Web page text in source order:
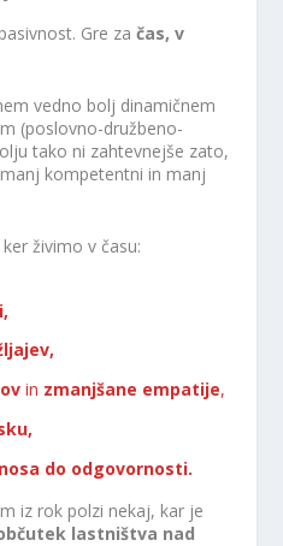
Gre začas, v
vedno bolj dinamičnem
(poslovno-družbeno-
tako ni zahtevnejše zato,
kompetentni in manj
živimo v času:
in zmanjšane empatije,
do odgovornosti.
iz rok polzi nekaj, kar je
lastništva nad